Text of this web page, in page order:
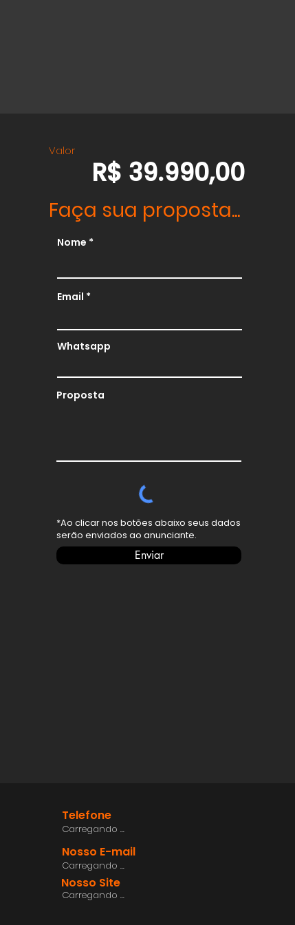
Valor
R$ 39.990,00
Faça sua proposta...
Nome
Email
Whatsapp
Proposta
*Ao clicar nos botões abaixo seus dados
serão enviados ao anunciante.
Enviar
Telefone
Carregando ...
Nosso E-mail
Carregando ...
Carregando ...
Nosso Site